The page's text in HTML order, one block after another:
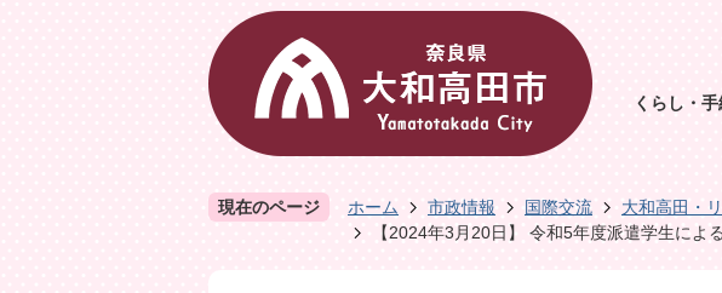
くらし・手
現在のページ ホーム 市政情報 国際交流 大和高田・
【2024年3月20日】 令和5年度派遣学生によ